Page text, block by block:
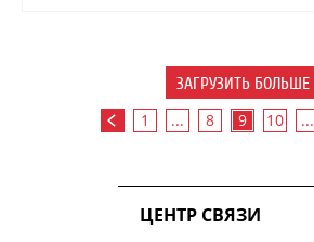
ЗАГРУЗИТЬ БОЛЬШЕ
1 ... 8 9 10 ...
ЦЕНТР СВЯЗИ